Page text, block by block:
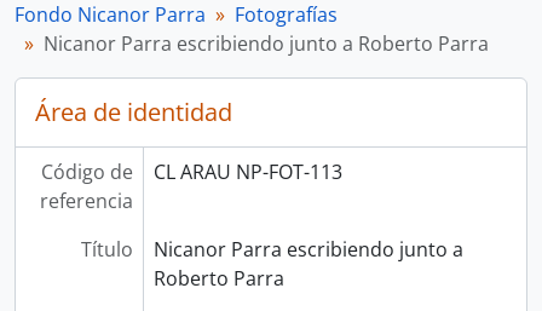
Fondo Nicanor Parra
Fotografías
Nicanor Parra escribiendo junto a Roberto Parra
Área de identidad
Código de
referencia
CL ARAU NP-FOT-113
Título
Nicanor Parra escribiendo junto a
Roberto Parra